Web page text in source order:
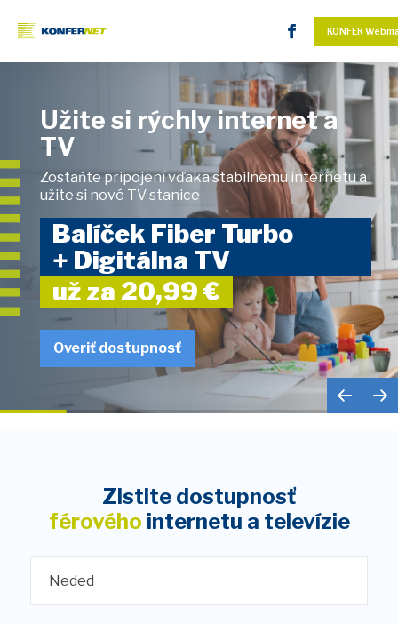
KONFER
Užite si rýchly internet a
TV
Zostaňte pripojení vďaka stabilnému internetu a
užite si nové TV stanice
Balíček Fiber Turbo
+ Digitálna TV
už za 20,99 €
Overiť dostupnosť
Zistite dostupnosť
férového internetu a televízie
Neded